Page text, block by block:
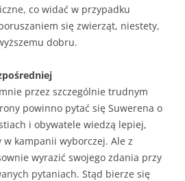
co widać w przypadku
się zwierząt, niestety,
dobru.
przez szczególnie trudnym
powinno pytać się Suwerena o
i obywatele wiedzą lepiej,
kampanii wyborczej. Ale z
wyrazić swojego zdania przy
pytaniach. Stąd bierze się